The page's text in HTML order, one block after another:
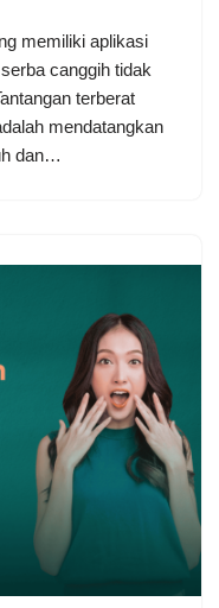
memiliki aplikasi
canggih tidak
terberat
mendatangkan
dan…